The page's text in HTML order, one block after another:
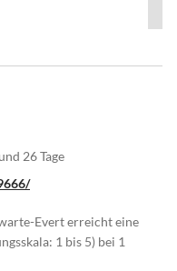
26 Tage
Evert erreicht eine
1 bis 5) bei 1